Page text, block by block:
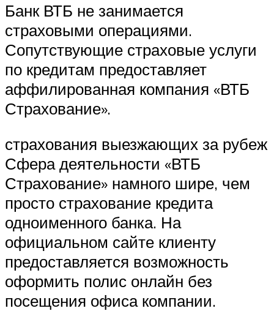
Банк ВТБ не занимается
страховыми операциями.
Сопутствующие страховые услуги
по кредитам предоставляет
аффилированная компания «ВТБ
Страхование».
страхования выезжающих за рубеж
Сфера деятельности «ВТБ
Страхование» намного шире, чем
просто страхование кредита
одноименного банка. На
официальном сайте клиенту
предоставляется возможность
оформить полис онлайн без
посещения офиса компании.